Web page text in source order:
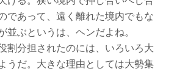
であって、遠く離れた境内でもな
並ぶというは、ヘンだよね。
割分担されたのには、いろいろ大
うだ。大きな理由としては大勢集